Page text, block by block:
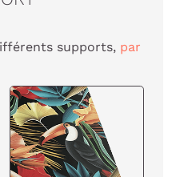
supports, par